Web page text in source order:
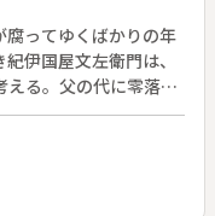
腐ってゆくばかりの年
伊国屋文左衛門は、
える。父の代に零落
ら大金を借り、船を
んを買い占める。一
身を固め、みかんを
て行く。